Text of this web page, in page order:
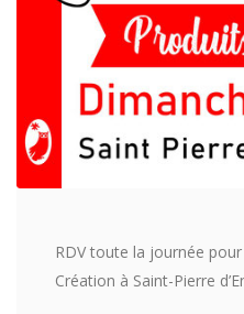
RDV toute la journée
Création à Saint-Pierre